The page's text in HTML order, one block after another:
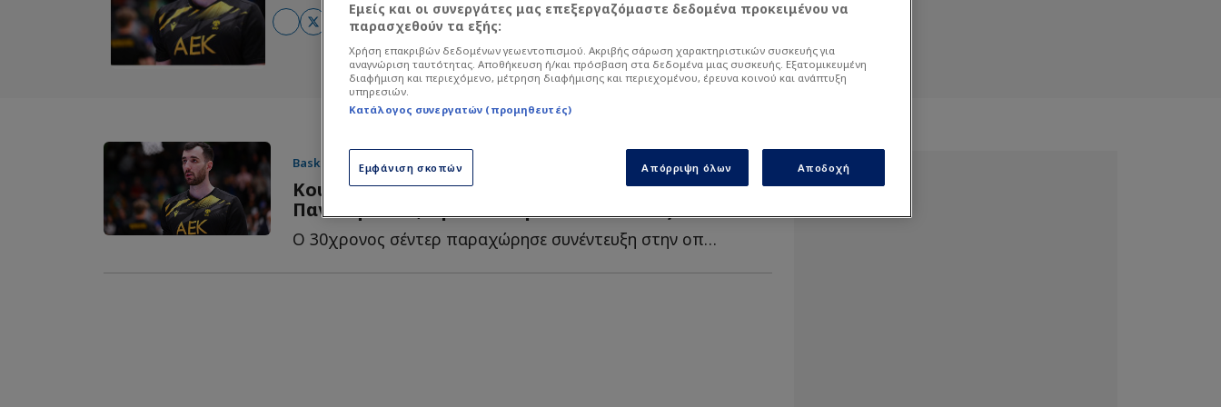
Basket League | 15/07/2025 - 15:51
Κουζέλογλου: "Τιμή που είμαι στον
Παναθηναϊκό, πρέπει να μείνω ταπεινός"
Ο 30χρονος σέντερ παραχώρησε συνέντευξη στην οποία μ...
Εμείς και οι συνεργάτες μας επεξεργαζόμαστε δεδομένα προκειμένου να
παρασχεθούν τα εξής:
Χρήση επακριβών δεδομένων γεωεντοπισμού. Ακριβής σάρωση χαρακτηριστικών συσκευής για
αναγνώριση ταυτότητας. Αποθήκευση ή/και πρόσβαση στα δεδομένα μιας συσκευής. Εξατομικευμένη
διαφήμιση και περιεχόμενο, μέτρηση διαφήμισης και περιεχομένου, έρευνα κοινού και ανάπτυξη
υπηρεσιών.
Κατάλογος συνεργατών (προμηθευτές)
Εμφάνιση σκοπών Απόρριψη όλων Αποδοχή